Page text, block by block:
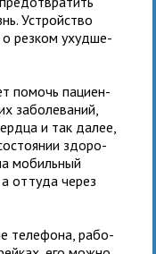
Устройство
о рез­ком ухуд­ше­
помочь паци­ен­
забо­ле­ва­ний,
и так далее,
здо­ро­
мобиль­ный
оттуда через
теле­фона, рабо­